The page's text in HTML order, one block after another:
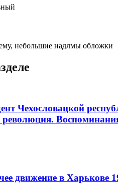
небольшие надлмы обложки
Чехословацкой
движение в Харькове